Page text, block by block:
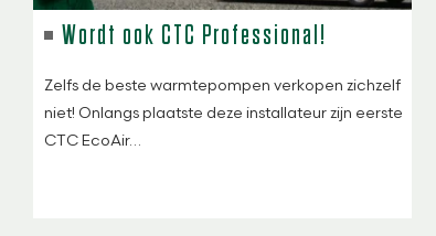
Wordt ook CTC Professional!
Zelfs de beste warmtepompen verkopen zichzelf
niet! Onlangs plaatste deze installateur zijn eerste
CTC EcoAir…